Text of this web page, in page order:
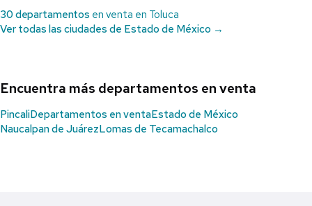
30 departamentos en venta en Toluca
Ver todas las ciudades de Estado de México →
Encuentra más departamentos en venta
PincaliDepartamentos en ventaEstado de México
Naucalpan de JuárezLomas de Tecamachalco